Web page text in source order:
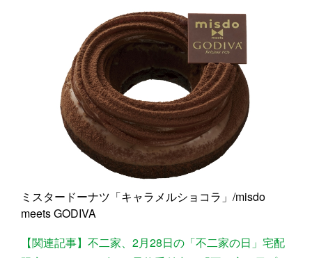
ミスタードーナツ「キャラメルショコラ」/misdo
meets GODIVA
【関連記事】不二家、2月28日の「不二家の日」宅配